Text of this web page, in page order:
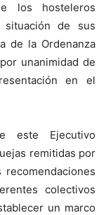
los hosteleros
situación de sus
de la Ordenanza
unanimidad de
en el
este Ejecutivo
remitidas por
colectivos
un marco